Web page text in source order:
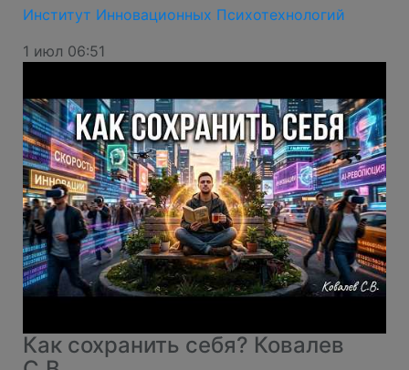
Институт Инновационных Психотехнологий
1 июл 06:51
Как сохранить себя? Ковалев